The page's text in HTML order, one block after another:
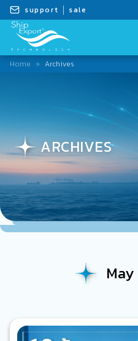
support sale
Home » Archives
ARCHIVES